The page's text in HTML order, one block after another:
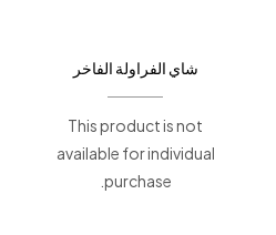
شاي الفراولة الفاخر
This product is not
available for individual
purchase.